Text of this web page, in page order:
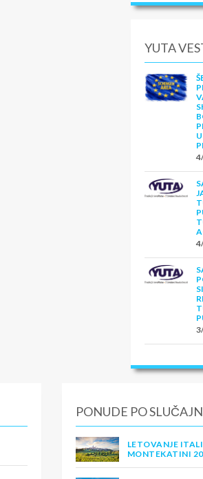
YUTA
PONUDE PO
LETOVANJE
MONTEKATINI